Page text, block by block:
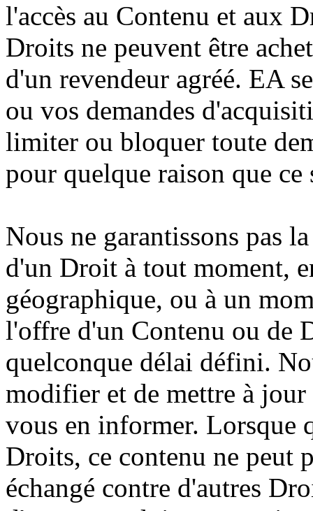
l'accès au Contenu et aux
Droits ne peuvent être
d'un revendeur agréé. EA
ou vos demandes
limiter ou bloquer toute
pour quelque raison que ce
Nous ne garantissons pas
d'un Droit à tout moment,
géographique, ou à un
l'offre d'un Contenu ou de
quelconque délai défini.
modifier et de mettre à
vous en informer. Lorsque
Droits, ce contenu ne peut
échangé contre d'autres